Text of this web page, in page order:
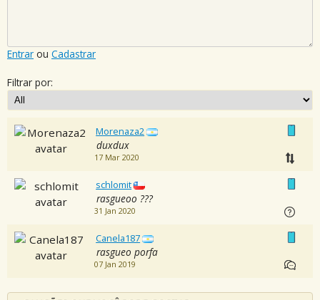
Entrar ou Cadastrar
Filtrar por:
Morenaza2
duxdux
17 Mar 2020
schlomit
rasgueoo ???
31 Jan 2020
Canela187
rasgueo porfa
07 Jan 2019